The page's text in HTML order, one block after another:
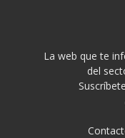
La web que te
del